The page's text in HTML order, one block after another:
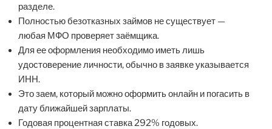
разделе.
Полностью безотказных займов не существует —
любая МФО проверяет заёмщика.
Для ее оформления необходимо иметь лишь
удостоверение личности, обычно в заявке указывается
ИНН.
Это заем, который можно оформить онлайн и погасить в
дату ближайшей зарплаты.
Годовая процентная ставка 292% годовых.